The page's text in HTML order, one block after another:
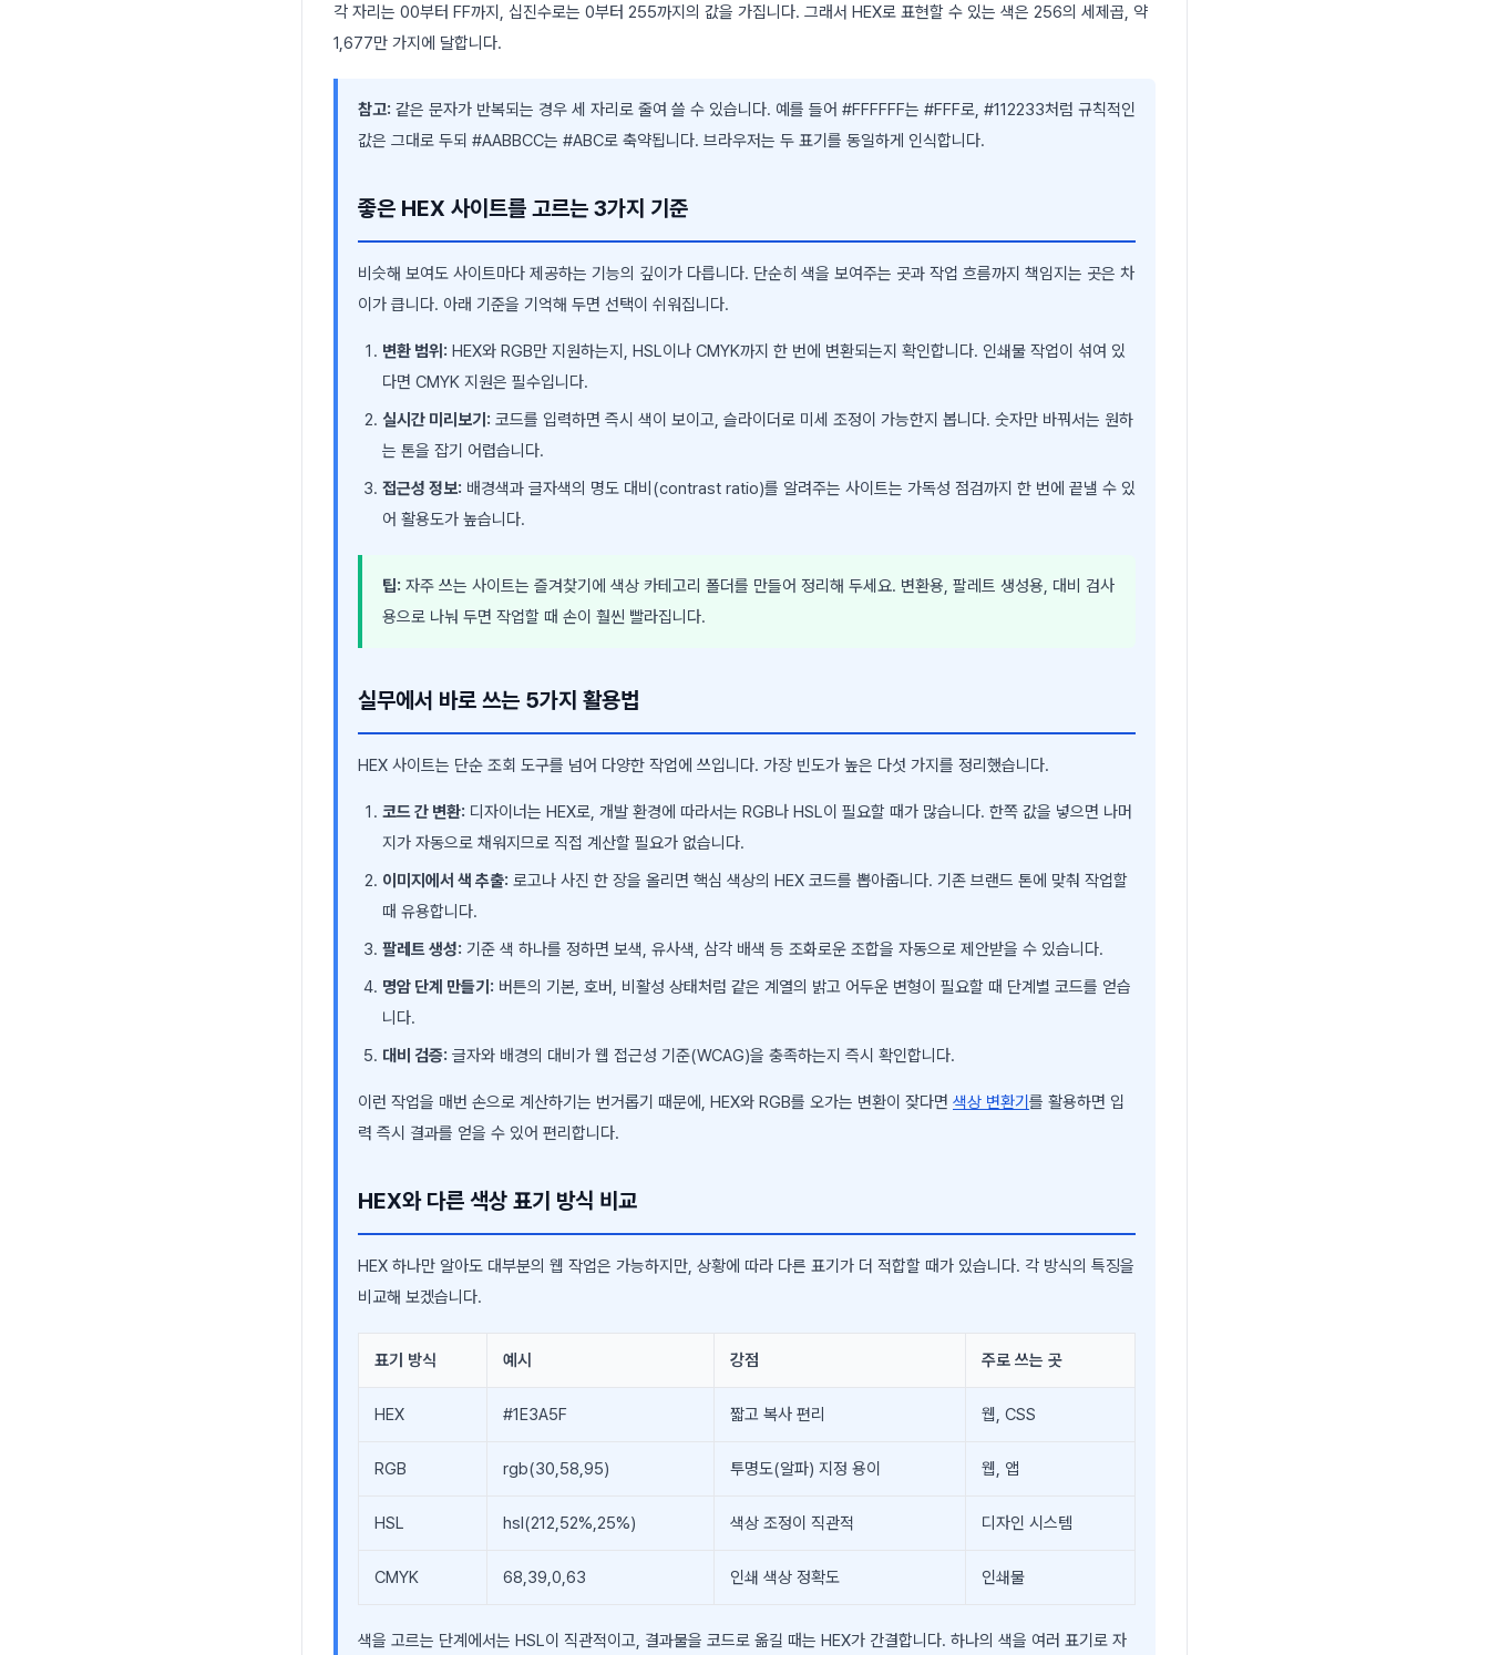
각 자리는 00부터 FF까지, 십진수로는 0부터 255까지의 값을 가집니다. 그래서 HEX로 표현할 수 있는 색은 256의 세제곱, 약
1,677만 가지에 달합니다.
참고: 같은 문자가 반복되는 경우 세 자리로 줄여 쓸 수 있습니다. 예를 들어 #FFFFFF는 #FFF로, #112233처럼 규칙적인
값은 그대로 두되 #AABBCC는 #ABC로 축약됩니다. 브라우저는 두 표기를 동일하게 인식합니다.
좋은 HEX 사이트를 고르는 3가지 기준
비슷해 보여도 사이트마다 제공하는 기능의 깊이가 다릅니다. 단순히 색을 보여주는 곳과 작업 흐름까지 책임지는 곳은 차
이가 큽니다. 아래 기준을 기억해 두면 선택이 쉬워집니다.
변환 범위: HEX와 RGB만 지원하는지, HSL이나 CMYK까지 한 번에 변환되는지 확인합니다. 인쇄물 작업이 섞여 있
다면 CMYK 지원은 필수입니다.
실시간 미리보기: 코드를 입력하면 즉시 색이 보이고, 슬라이더로 미세 조정이 가능한지 봅니다. 숫자만 바꿔서는 원하
는 톤을 잡기 어렵습니다.
접근성 정보: 배경색과 글자색의 명도 대비(contrast ratio)를 알려주는 사이트는 가독성 점검까지 한 번에 끝낼 수 있
어 활용도가 높습니다.
팁: 자주 쓰는 사이트는 즐겨찾기에 색상 카테고리 폴더를 만들어 정리해 두세요. 변환용, 팔레트 생성용, 대비 검사
용으로 나눠 두면 작업할 때 손이 훨씬 빨라집니다.
실무에서 바로 쓰는 5가지 활용법
HEX 사이트는 단순 조회 도구를 넘어 다양한 작업에 쓰입니다. 가장 빈도가 높은 다섯 가지를 정리했습니다.
코드 간 변환: 디자이너는 HEX로, 개발 환경에 따라서는 RGB나 HSL이 필요할 때가 많습니다. 한쪽 값을 넣으면 나머
지가 자동으로 채워지므로 직접 계산할 필요가 없습니다.
이미지에서 색 추출: 로고나 사진 한 장을 올리면 핵심 색상의 HEX 코드를 뽑아줍니다. 기존 브랜드 톤에 맞춰 작업할
때 유용합니다.
팔레트 생성: 기준 색 하나를 정하면 보색, 유사색, 삼각 배색 등 조화로운 조합을 자동으로 제안받을 수 있습니다.
명암 단계 만들기: 버튼의 기본, 호버, 비활성 상태처럼 같은 계열의 밝고 어두운 변형이 필요할 때 단계별 코드를 얻습
니다.
대비 검증: 글자와 배경의 대비가 웹 접근성 기준(WCAG)을 충족하는지 즉시 확인합니다.
이런 작업을 매번 손으로 계산하기는 번거롭기 때문에, HEX와 RGB를 오가는 변환이 잦다면 색상 변환기 를 활용하면 입
력 즉시 결과를 얻을 수 있어 편리합니다.
HEX와 다른 색상 표기 방식 비교
HEX 하나만 알아도 대부분의 웹 작업은 가능하지만, 상황에 따라 다른 표기가 더 적합할 때가 있습니다. 각 방식의 특징을
비교해 보겠습니다.
표기 방식 예시 강점 주로 쓰는 곳
HEX #1E3A5F 짧고 복사 편리 웹, CSS
RGB rgb(30,58,95) 투명도(알파) 지정 용이 웹, 앱
HSL hsl(212,52%,25%) 색상 조정이 직관적 디자인 시스템
CMYK 68,39,0,63 인쇄 색상 정확도 인쇄물
색을 고르는 단계에서는 HSL이 직관적이고, 결과물을 코드로 옮길 때는 HEX가 간결합니다. 하나의 색을 여러 표기로 자